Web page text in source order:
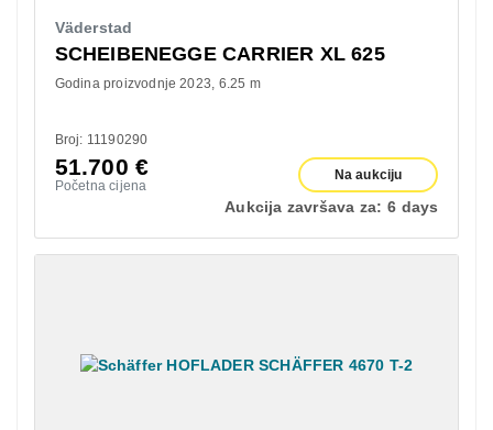
Väderstad
SCHEIBENEGGE CARRIER XL 625
Godina proizvodnje 2023 6.25 m
Broj: 11190290
51.700 €
Početna cijena
Na aukciju
Aukcija završava za: 6 days